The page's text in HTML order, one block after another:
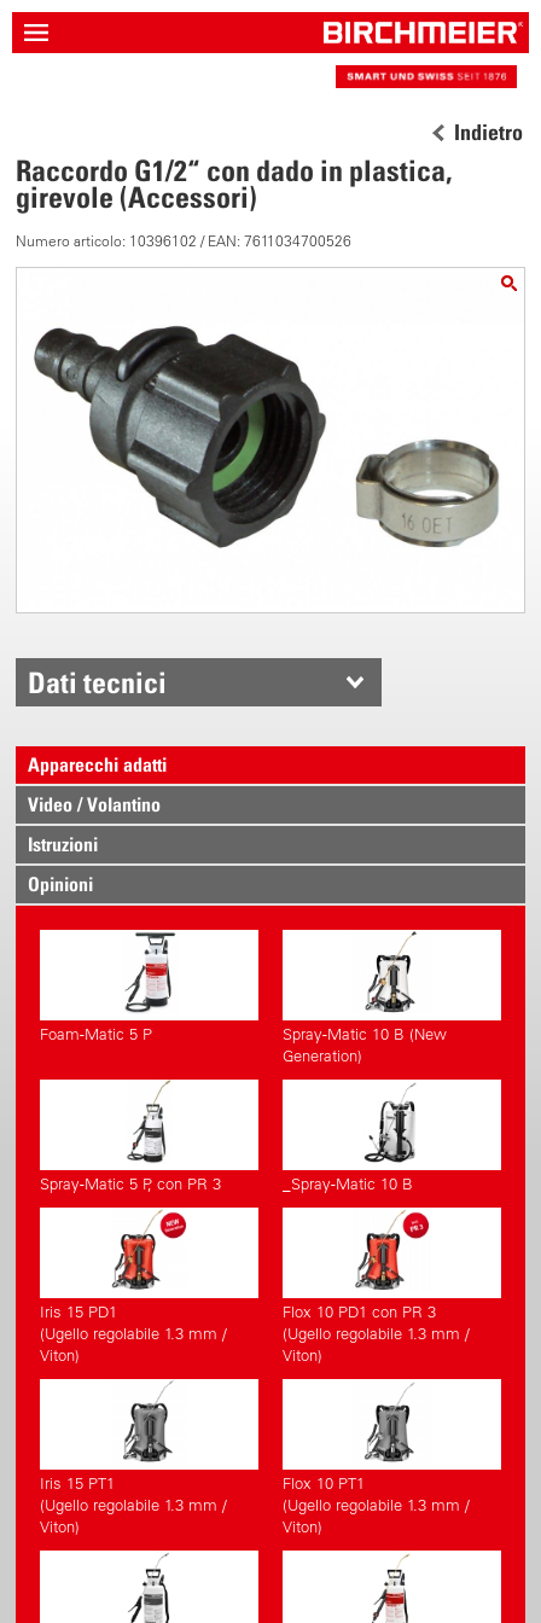
Indietro
Raccordo G1/2“ con dado in plastica,
girevole (Accessori)
Numero articolo: 10396102 / EAN: 7611034700526
Dati tecnici
Apparecchi adatti
Video / Volantino
Istruzioni
Opinioni
Foam-Matic 5 P
Spray-Matic 10 B (New
Generation)
Spray-Matic 5 P, con PR 3 _Spray-Matic 10 B
Iris 15 PD1
(Ugello regolabile 1.3 mm /
Viton)
Flox 10 PD1 con PR 3
(Ugello regolabile 1.3 mm /
Viton)
Iris 15 PT1
(Ugello regolabile 1.3 mm /
Viton)
Flox 10 PT1
(Ugello regolabile 1.3 mm /
Viton)